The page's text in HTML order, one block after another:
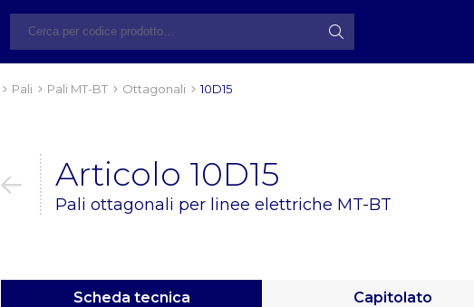
Pali Pali MT-BT Ottagonali 10D15
Articolo 10D15
Pali ottagonali per linee elettriche MT-BT
Scheda tecnica Capitolato